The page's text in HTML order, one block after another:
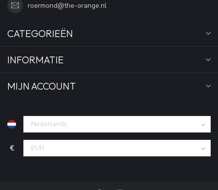
roermond@the-orange.nl
CATEGORIEËN
INFORMATIE
MIJN ACCOUNT
€